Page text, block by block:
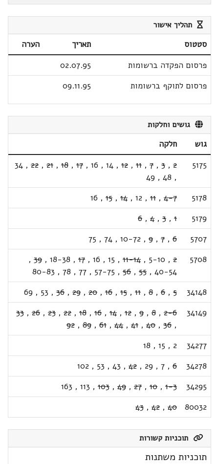
תהליך אישור
סטטוס תאריך
הערה
פרסום הפקדה ברשומות
02.07.95
פרסום לתוקף ברשומות
09.11.95
גושים וחלקות
גוש
חלקה
5175
2
,
3
,
7
,
11
,
12
,
14
,
16
,
17
,
18
,
21
,
22
,
34
,
48
,
49
5178
4-7
,
11
,
12
,
14
,
15
,
16
5179
1
,
3
,
4
,
6
5707
6
,
7
,
9
,
10-72
,
74
,
75
5708
2
,
5-10
,
11-14
,
15
,
16
,
17
,
18-38
,
39
,
40-54
,
55
,
56
,
57-75
,
77
,
78
,
80-83
34148
5
,
6
,
8
,
11
,
15
,
16
,
20
,
29
,
36
,
53
,
69
34149
2-6
,
8
,
9
,
12
,
14
,
16
,
18
,
22
,
23
,
26
,
33
,
36
,
40
,
41
,
44
,
61
,
89
,
92
34277
2
,
15
,
18
34278
6
,
7
,
29
,
42
,
43
,
53
,
102
34295
1-3
,
10
,
27
,
49
,
103
,
113
,
163
80032
40
,
42
,
43
תוכניות קשורות
תוכניות משתנות